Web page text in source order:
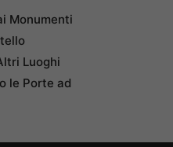
Monumenti
Luoghi
le Porte ad